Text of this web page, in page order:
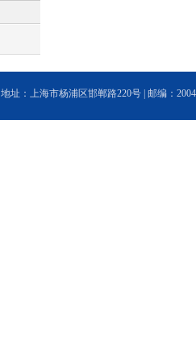
地址：上海市杨浦区邯郸路220号 | 邮编：